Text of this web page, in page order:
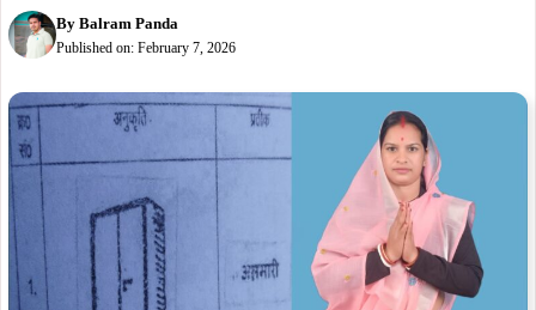
By Balram Panda
Published on: February 7, 2026